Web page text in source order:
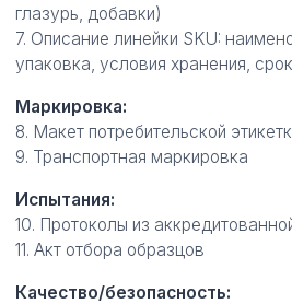
глазурь, добавки)
7. Описание линейки SKU:
упаковка, условия хранения,
Маркировка:
8. Макет потребительской
9. Транспортная маркировка
Испытания:
10. Протоколы из
11. Акт отбора образцов
Качество/безопасность: